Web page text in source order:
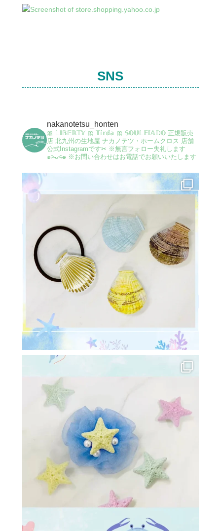
SNS
nakanotetsu_honten
🎀 𝕃𝕀𝔹𝔼ℝ𝕋𝕐 🎀 𝕋𝕚𝕣𝕕𝕒 🎀 𝕊𝕆𝕌𝕃𝔼𝕀𝔸𝔻𝕆 正規販売
店北九州の生地屋 ナカノテツ・ホームクロス 店舗
公式Instagramです✂︎ ※無言フォロー失礼します
๑˃̵ᴗ˂̵๑ ※お問い合わせはお電話でお願いいたします